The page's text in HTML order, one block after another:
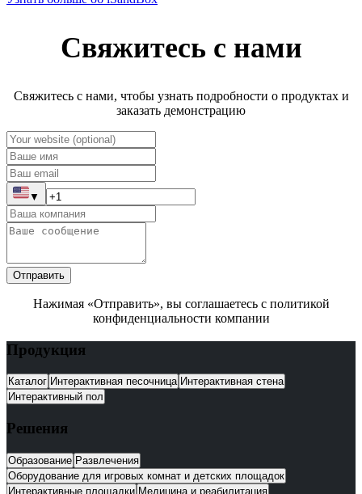
Свяжитесь с нами
Свяжитесь с нами, чтобы узнать подробности о продуктах и
заказать демонстрацию
▼
Отправить
Нажимая «Отправить», вы соглашаетесь с политикой
конфиденциальности компании
Продукция
Каталог Интерактивная песочница Интерактивная стена
Интерактивный пол
Решения
Образование Развлечения
Оборудование для игровых комнат и детских площадок
Интерактивные площадки Медицина и реабилитация